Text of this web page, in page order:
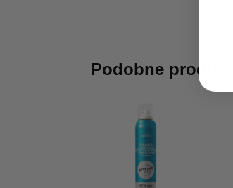
Podobne produkty